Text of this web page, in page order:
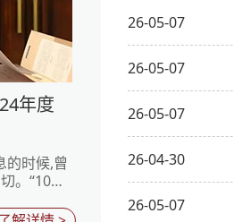
年度
的时候,曾
。“10月
26-05-07
26-05-07
26-05-07
26-04-30
26-05-07